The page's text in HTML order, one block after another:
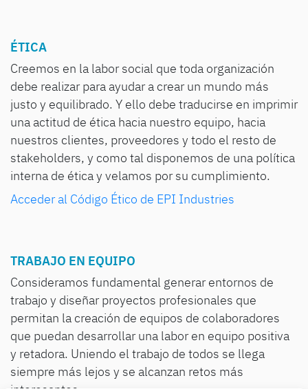
ÉTICA
Creemos en la labor social que toda organización
debe realizar para ayudar a crear un mundo más
justo y equilibrado. Y ello debe traducirse en imprimir
una actitud de ética hacia nuestro equipo, hacia
nuestros clientes, proveedores y todo el resto de
stakeholders, y como tal disponemos de una política
interna de ética y velamos por su cumplimiento.
Acceder al Código Ético de EPI Industries
TRABAJO EN EQUIPO
Consideramos fundamental generar entornos de
trabajo y diseñar proyectos profesionales que
permitan la creación de equipos de colaboradores
que puedan desarrollar una labor en equipo positiva
y retadora. Uniendo el trabajo de todos se llega
siempre más lejos y se alcanzan retos más